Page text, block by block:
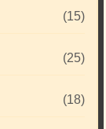
(15)
(25)
(18)